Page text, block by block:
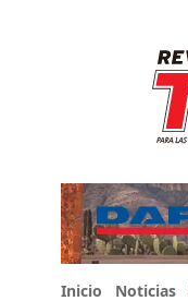
Inicio Noticias